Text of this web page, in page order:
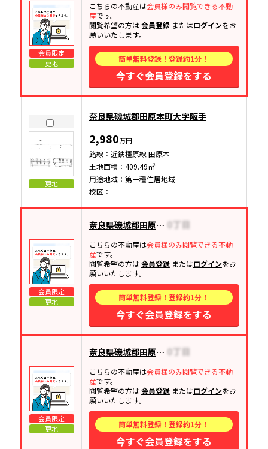
会員限定
更地
こちらの不動産は会員様のみ閲覧できる不動
産です。
閲覧希望の方は会員登録またはログインをお
願いいたします。
簡単無料登録！登録約1分！
今すぐ会員登録をする
更地
奈良県磯城郡田原本町大字阪手
2,980万円
路線：近鉄橿原線 田原本
土地面積：409.49㎡
用途地域：第一種住居地域
校区：
会員限定
更地
奈良県磯城郡田原本町大字黒田
こちらの不動産は会員様のみ閲覧できる不動
産です。
閲覧希望の方は会員登録またはログインをお
願いいたします。
簡単無料登録！登録約1分！
今すぐ会員登録をする
会員限定
更地
奈良県磯城郡田原本町大字藥王寺
こちらの不動産は会員様のみ閲覧できる不動
産です。
閲覧希望の方は会員登録またはログインをお
願いいたします。
簡単無料登録！登録約1分！
今すぐ会員登録をする